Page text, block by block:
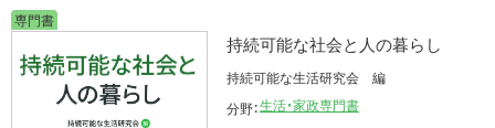
専門書
持続可能な社会と人の暮らし
持続可能な生活研究会 編
分野：生活・家政専門書